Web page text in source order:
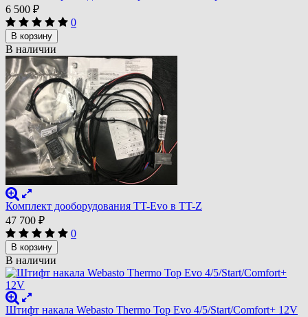
6 500 ₽
0
В корзину
В наличии
Комплект дооборудования TT-Evo в TT-Z
47 700 ₽
0
В корзину
В наличии
Штифт накала Webasto Thermo Top Evo 4/5/Start/Comfort+ 12V